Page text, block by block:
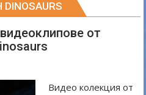
DINOSAURS
от
Видео колекция от